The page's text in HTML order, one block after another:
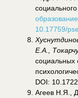
10.17759/
Е.А.,
социальных
DOI:
Агеев Н.Я.,